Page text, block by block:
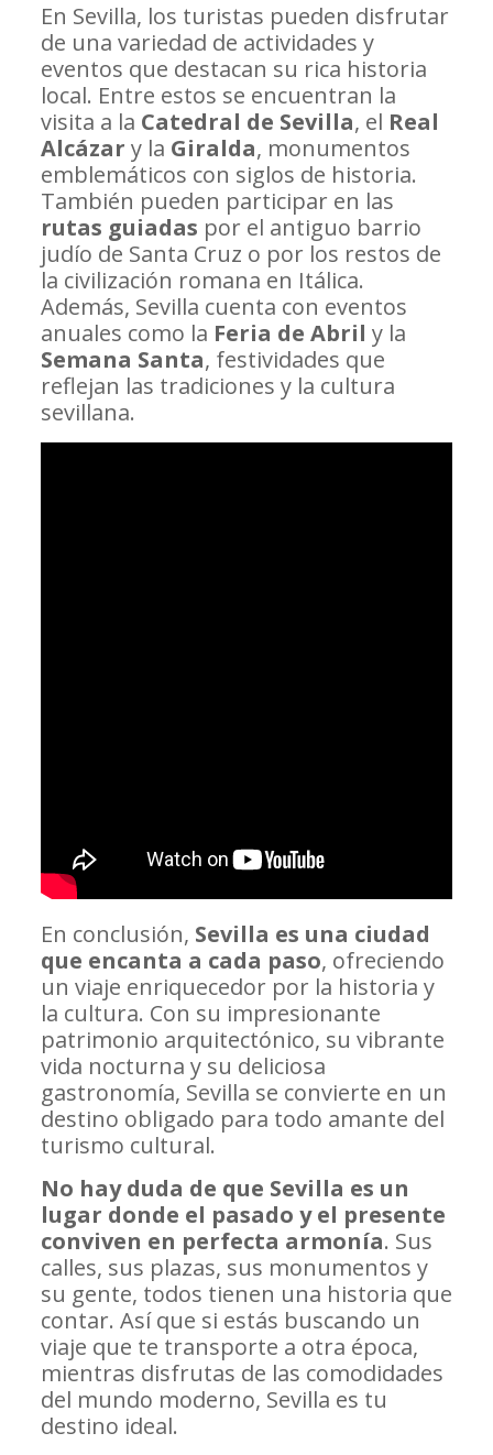
En Sevilla, los turistas pueden disfrutar
de una variedad de actividades y
eventos que destacan su rica historia
local. Entre estos se encuentran la
visita a la Catedral de Sevilla, el Real
Alcázar y la Giralda, monumentos
emblemáticos con siglos de historia.
También pueden participar en las
rutas guiadas por el antiguo barrio
judío de Santa Cruz o por los restos de
la civilización romana en Itálica.
Además, Sevilla cuenta con eventos
anuales como la Feria de Abril y la
Semana Santa, festividades que
reflejan las tradiciones y la cultura
sevillana.
En conclusión, Sevilla es una ciudad
que encanta a cada paso, ofreciendo
un viaje enriquecedor por la historia y
la cultura. Con su impresionante
patrimonio arquitectónico, su vibrante
vida nocturna y su deliciosa
gastronomía, Sevilla se convierte en un
destino obligado para todo amante del
turismo cultural.
No hay duda de que Sevilla es un
lugar donde el pasado y el presente
conviven en perfecta armonía. Sus
calles, sus plazas, sus monumentos y
su gente, todos tienen una historia que
contar. Así que si estás buscando un
viaje que te transporte a otra época,
mientras disfrutas de las comodidades
del mundo moderno, Sevilla es tu
destino ideal.